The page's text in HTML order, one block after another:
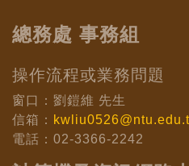
總務處 事務組
操作流程或業務問題
窗口：劉鎧維 先生
信箱：
電話：02-3366-2242